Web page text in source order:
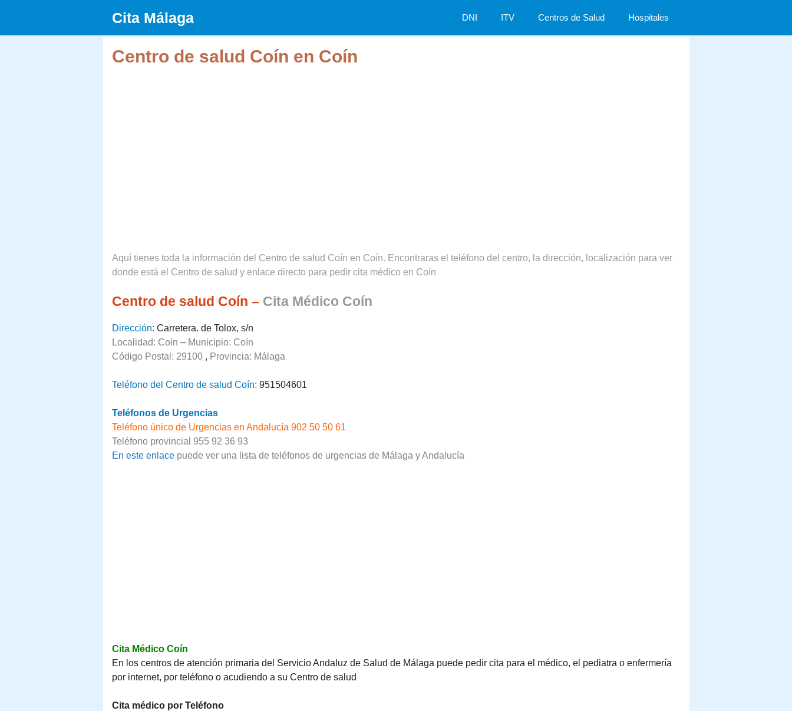
contenido
Cita Málaga DNI ITV Centros de Salud Hospitales
Centro de salud Coín en Coín
Aquí tienes toda la información del Centro de salud Coín en Coín. Encontraras el teléfono del centro, la dirección, localización para ver
donde está el Centro de salud y enlace directo para pedir cita médico en Coín
Centro de salud Coín – Cita Médico Coín
Dirección: Carretera. de Tolox, s/n
Localidad: Coín – Municipio: Coín
Código Postal: 29100 , Provincia: Málaga
Teléfono del Centro de salud Coín: 951504601
Teléfonos de Urgencias
Teléfono único de Urgencias en Andalucía 902 50 50 61
Teléfono provincial 955 92 36 93
En este enlacepuede ver una lista de teléfonos de urgencias de Málaga y Andalucía
Cita Médico Coín
En los centros de atención primaria del Servicio Andaluz de Salud de Málaga puede pedir cita para el médico, el pediatra o enfermería
por internet, por teléfono o acudiendo a su Centro de salud
Cita médico por Teléfono